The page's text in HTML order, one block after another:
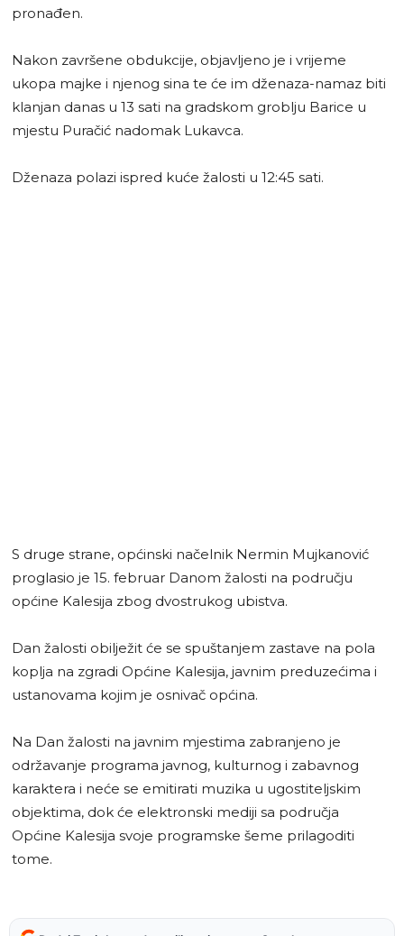
pronađen.
Nakon završene obdukcije, objavljeno je i vrijeme
ukopa majke i njenog sina te će im dženaza-namaz biti
klanjan danas u 13 sati na gradskom groblju Barice u
mjestu Puračić nadomak Lukavca.
Dženaza polazi ispred kuće žalosti u 12:45 sati.
S druge strane, općinski načelnik Nermin Mujkanović
proglasio je 15. februar Danom žalosti na području
općine Kalesija zbog dvostrukog ubistva.
Dan žalosti obilježit će se spuštanjem zastave na pola
koplja na zgradi Općine Kalesija, javnim preduzećima i
ustanovama kojim je osnivač općina.
Na Dan žalosti na javnim mjestima zabranjeno je
održavanje programa javnog, kulturnog i zabavnog
karaktera i neće se emitirati muzika u ugostiteljskim
objektima, dok će elektronski mediji sa područja
Općine Kalesija svoje programske šeme prilagoditi
tome.